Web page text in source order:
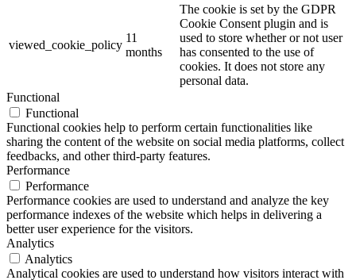
viewed_cookie_policy
11
months
The cookie is set by the GDPR
Cookie Consent plugin and is
used to store whether or not user
has consented to the use of
cookies. It does not store any
personal data.
Functional
Functional
Functional cookies help to perform certain functionalities like
sharing the content of the website on social media platforms, collect
feedbacks, and other third-party features.
Performance
Performance
Performance cookies are used to understand and analyze the key
performance indexes of the website which helps in delivering a
better user experience for the visitors.
Analytics
Analytics
Analytical cookies are used to understand how visitors interact with